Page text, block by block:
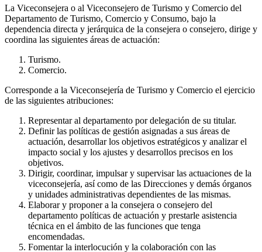
La Viceconsejera o al Viceconsejero de Turismo y Comercio del
Departamento de Turismo, Comercio y Consumo, bajo la
dependencia directa y jerárquica de la consejera o consejero, dirige y
coordina las siguientes áreas de actuación:
Turismo.
Comercio.
Corresponde a la Viceconsejería de Turismo y Comercio el ejercicio
de las siguientes atribuciones:
Representar al departamento por delegación de su titular.
Definir las políticas de gestión asignadas a sus áreas de
actuación, desarrollar los objetivos estratégicos y analizar el
impacto social y los ajustes y desarrollos precisos en los
objetivos.
Dirigir, coordinar, impulsar y supervisar las actuaciones de la
viceconsejería, así como de las Direcciones y demás órganos
y unidades administrativas dependientes de las mismas.
Elaborar y proponer a la consejera o consejero del
departamento políticas de actuación y prestarle asistencia
técnica en el ámbito de las funciones que tenga
encomendadas.
Fomentar la interlocución y la colaboración con las